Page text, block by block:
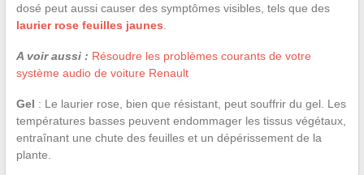
dosé peut aussi causer des symptômes visibles, tels que des
laurier rose feuilles jaunes
A voir aussi : Résoudre les problèmes courants de votre
système audio de voiture Renault
Gel : Le laurier rose, bien que résistant, peut souffrir du gel. Les
températures basses peuvent endommager les tissus végétaux,
entraînant une chute des feuilles et un dépérissement de la
plante.